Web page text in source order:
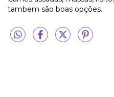
tambem são boas opções.